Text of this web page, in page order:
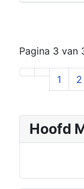
Hoofd
Pagina 3 van
1 2